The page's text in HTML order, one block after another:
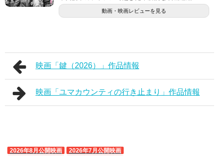
動画・映画レビューを見る
映画「鍵（2026）」作品情報
映画「ユマカウンティの行き止まり」作品情報
2026年8月公開映画
2026年7月公開映画